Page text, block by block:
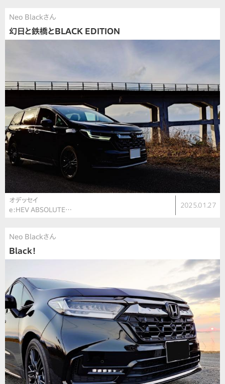
Neo Blackさん
幻日と鉄橋とBLACK EDITION
オデッセイ
e:HEV ABSOLUTE…
2025.01.27
Neo Blackさん
Black！